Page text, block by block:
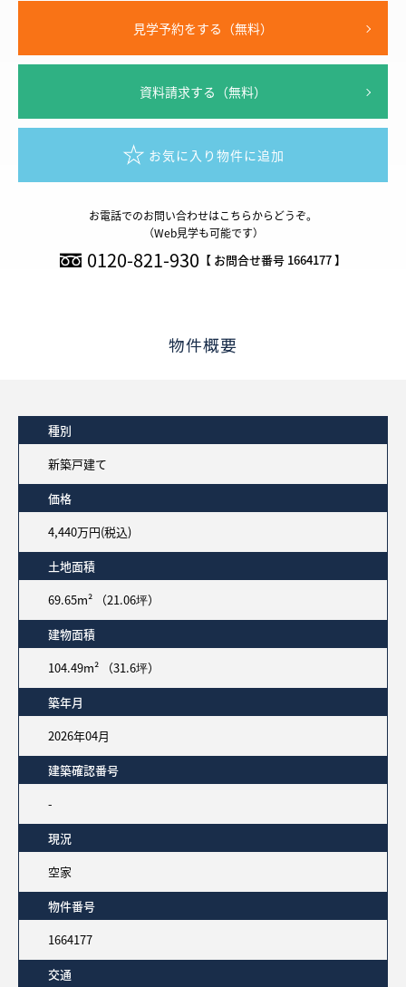
見学予約をする（無料）
資料請求する（無料）
お気に入り物件に追加
お電話でのお問い合わせはこちらからどうぞ。
（Web見学も可能です）
0120-821-930 【 お問合せ番号 1664177 】
物件概要
種別
新築戸建て
価格
4,440万円(税込)
土地面積
69.65m² （21.06坪）
建物面積
104.49m² （31.6坪）
築年月
2026年04月
建築確認番号
-
現況
空家
物件番号
1664177
交通